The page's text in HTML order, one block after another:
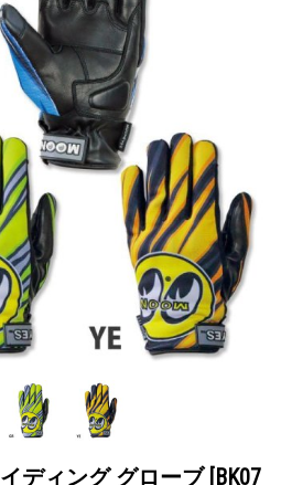
ディング グローブ [BK07